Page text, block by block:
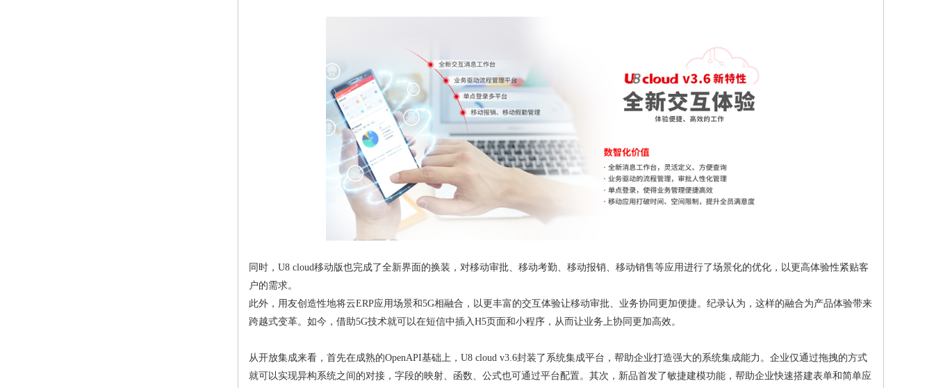
同时，U8 cloud移动版也完成了全新界面的换装，对移动审批、移动考勤、移动报销、移动销售等应用进行了场景化的优化，以更高体验性紧贴客
户的需求。
此外，用友创造性地将云ERP应用场景和5G相融合，以更丰富的交互体验让移动审批、业务协同更加便捷。纪录认为，这样的融合为产品体验带来
跨越式变革。如今，借助5G技术就可以在短信中插入H5页面和小程序，从而让业务上协同更加高效。
从开放集成来看，首先在成熟的OpenAPI基础上，U8 cloud v3.6封装了系统集成平台，帮助企业打造强大的系统集成能力。企业仅通过拖拽的方式
就可以实现异构系统之间的对接，字段的映射、函数、公式也可通过平台配置。其次，新品首发了敏捷建模功能，帮助企业快速搭建表单和简单应